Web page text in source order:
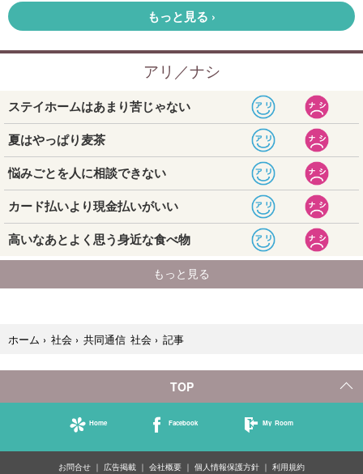
ホーム › 社会 › 共同通信 社会 › 記事
TOP
Home Facebook My Room
お問合せ 広告掲載 会社概要 個人情報保護方針 利用規約